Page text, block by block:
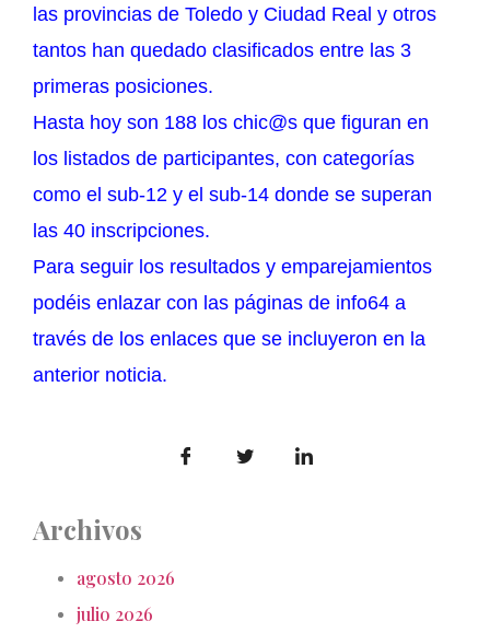
las provincias de Toledo y Ciudad Real y otros
tantos han quedado clasificados entre las 3
primeras posiciones.
Hasta hoy son 188 los chic@s que figuran en
los listados de participantes, con categorías
como el sub-12 y el sub-14 donde se superan
las 40 inscripciones.
Para seguir los resultados y emparejamientos
podéis enlazar con las páginas de info64 a
través de los enlaces que se incluyeron en la
anterior noticia.
Archivos
agosto 2026
julio 2026